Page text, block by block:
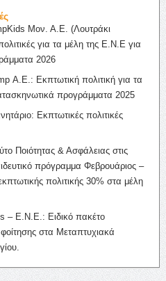
Μον. Α.Ε. (Λουτράκι
για τα μέλη της Ε.Ν.Ε για
2026
Α.Ε.: Εκπτωτική πολιτική για τα
προγράμματα 2025
Εκπτωτικές πολιτικές
Ποιότητας & Ασφάλειας στις
πρόγραμμα Φεβρουάριος –
πολιτικής 30% στα μέλη
– Ε.Ν.Ε.: Ειδικό πακέτο
στα Μεταπτυχιακά